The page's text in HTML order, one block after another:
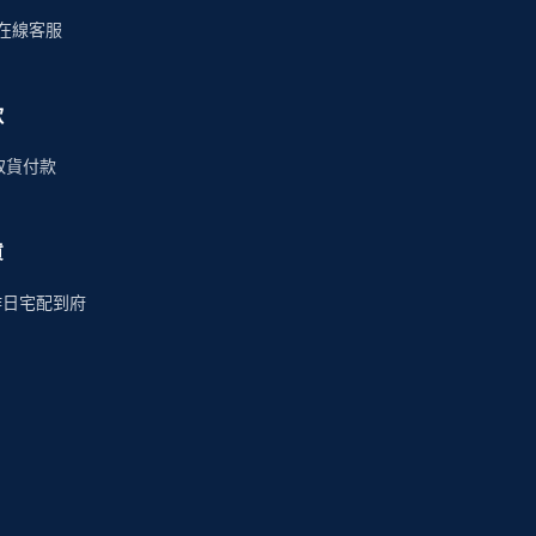
線客服
貨付款
宅配到府